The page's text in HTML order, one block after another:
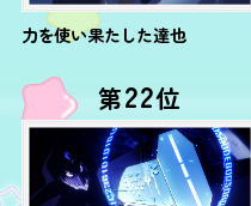
力を使い果たした達也
第22位